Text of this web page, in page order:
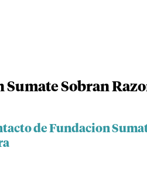
Sumate Sobran
de Fundacion